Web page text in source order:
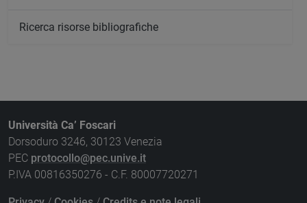
Ricerca risorse bibliografiche
Università Ca’ Foscari
Dorsoduro 3246, 30123 Venezia
PEC protocollo@pec.unive.it
P.IVA 00816350276 - C.F. 80007720271